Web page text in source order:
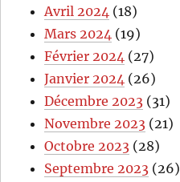
Avril 2024 (18)
Mars 2024 (19)
Février 2024 (27)
Janvier 2024 (26)
Décembre 2023 (31)
Novembre 2023 (21)
Octobre 2023 (28)
Septembre 2023 (26)